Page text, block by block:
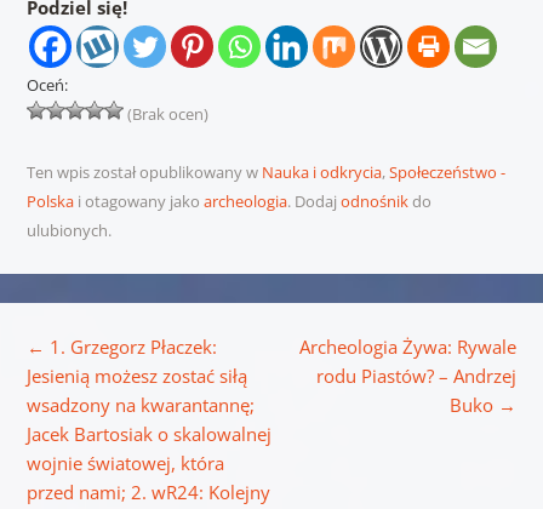
Podziel się!
Oceń:
(Brak ocen)
Ten wpis został opublikowany w Nauka i odkrycia,Społeczeństwo -
Polskai otagowany jako archeologia. Dodaj odnośnikdo
ulubionych.
← 1. Grzegorz Płaczek:
Jesienią możesz zostać siłą
wsadzony na kwarantannę;
Jacek Bartosiak o skalowalnej
wojnie światowej, która
przed nami; 2. wR24: Kolejny
Archeologia Żywa: Rywale
rodu Piastów? – Andrzej
Buko →